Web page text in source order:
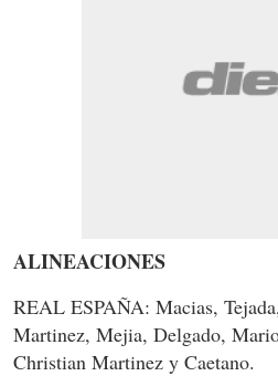
ALINEACIONES
REAL ESPAÑA: Macias,
Martinez, Mejia, Delgado,
Christian Martinez y Caetano.